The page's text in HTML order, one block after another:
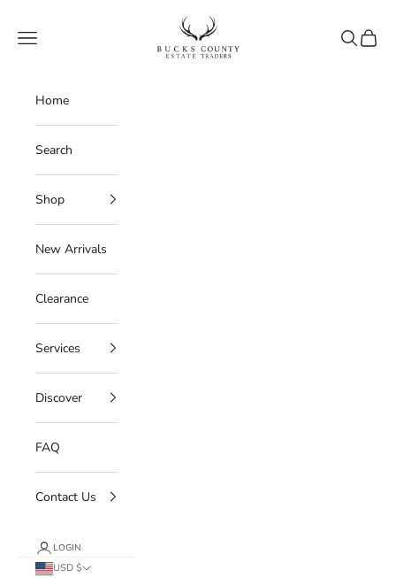
Bucks County Estate Traders
Navigation menu
Search
Cart
Home
Search
Shop
New Arrivals
Clearance
Services
Discover
FAQ
Contact Us
LOGIN
USD $